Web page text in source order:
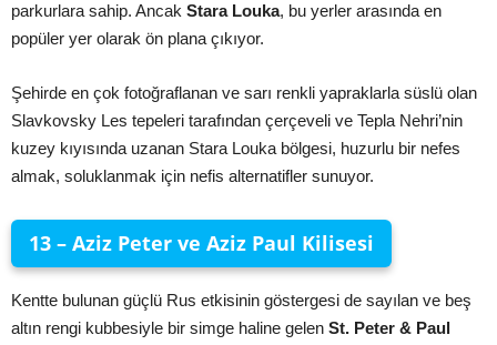
parkurlara sahip. Ancak Stara Louka, bu yerler arasında en
popüler yer olarak ön plana çıkıyor.
Şehirde en çok fotoğraflanan ve sarı renkli yapraklarla süslü olan
Slavkovsky Les tepeleri tarafından çerçeveli ve Tepla Nehri’nin
kuzey kıyısında uzanan Stara Louka bölgesi, huzurlu bir nefes
almak, soluklanmak için nefis alternatifler sunuyor.
13 – Aziz Peter ve Aziz Paul Kilisesi
Kentte bulunan güçlü Rus etkisinin göstergesi de sayılan ve beş
altın rengi kubbesiyle bir simge haline gelen St. Peter & Paul